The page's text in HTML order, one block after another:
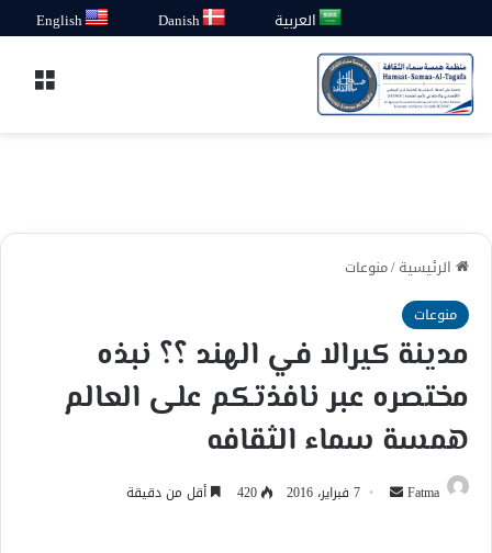
العربية Danish
English
الرئيسية/منوعات
منوعات
مدينة كيرالا في الهند ؟؟ نبذه
مختصره عبر نافذتكم على العالم
همسة سماء الثقافه
Fatma
أرسل 7 فبراير، 2016 420 أقل من دقيقة